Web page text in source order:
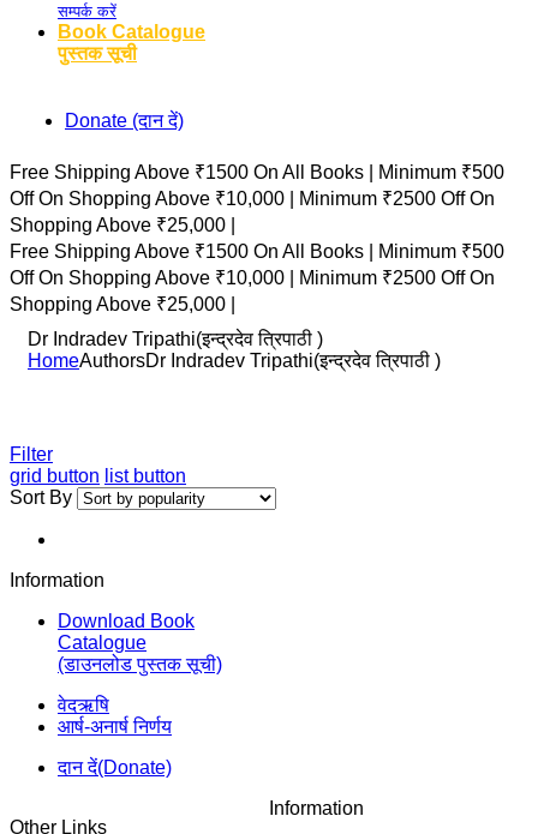
सम्पर्क करें
Book Catalogue
पुस्तक सूची
Donate (दान दें)
Free Shipping Above ₹1500 On All Books |
Minimum ₹500
Off On Shopping Above ₹10,000 |
Minimum ₹2500 Off On
Shopping Above ₹25,000 |
Free Shipping Above ₹1500 On All Books |
Minimum ₹500
Off On Shopping Above ₹10,000 |
Minimum ₹2500 Off On
Shopping Above ₹25,000 |
Dr Indradev Tripathi(इन्द्रदेव त्रिपाठी )
HomeAuthorsDr Indradev Tripathi(इन्द्रदेव त्रिपाठी )
Filter
grid button list button
Sort By
Information
Download Book
Catalogue
(डाउनलोड पुस्तक सूची)
वेदऋषि
आर्ष-अनार्ष निर्णय
दान दें(Donate)
Other Links
Information